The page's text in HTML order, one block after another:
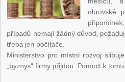
obrovské
případů nemají žádný důvod,
třeba jen počítače.
Ministerstvo pro místní rozvoj
„byznys“ firmy přijdou. Pomoct k